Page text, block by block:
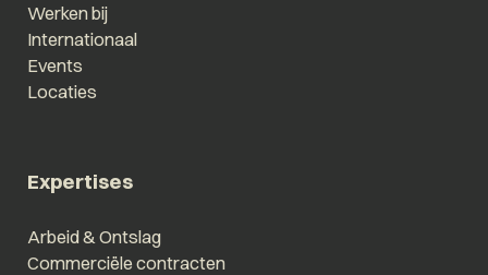
Werken bij
Internationaal
Events
Locaties
Expertises
Arbeid & Ontslag
Commerciële contracten